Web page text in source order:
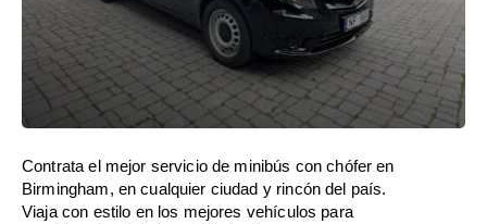
Contrata el mejor servicio de minibús con chófer en
Birmingham, en cualquier ciudad y rincón del país.
Viaja con estilo en los mejores vehículos para